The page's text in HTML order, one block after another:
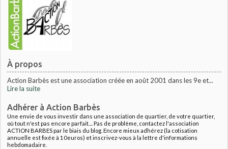
À propos
Action Barbès est une association créée en août 2001 dans les 9e et...
Lire la suite
Adhérer à Action Barbès
Une envie de vous investir dans une association de quartier, de votre quartier,
où tout n'est pas encore parfait.... Pas de problème, contactez l'association
ACTION BARBES par le biais du blog. Encore mieux adhérez (la cotisation
annuelle est fixée à 10euros) et inscrivez-vous à la lettre d'informations
hebdomadaire.